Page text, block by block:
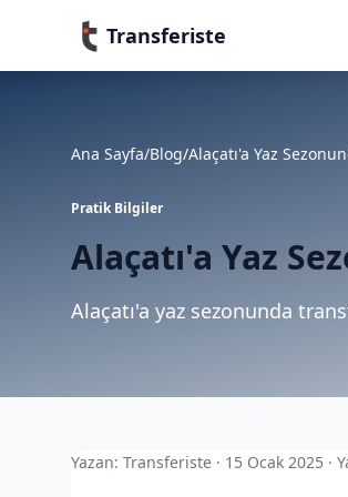
Transferiste
Ana Sayfa/Blog/Alaçatı'a Yaz
Pratik Bilgiler
Alaçatı'a Yaz
Alaçatı'a yaz sezonunda
Yazan: Transferiste · 15 Ocak 2025 ·